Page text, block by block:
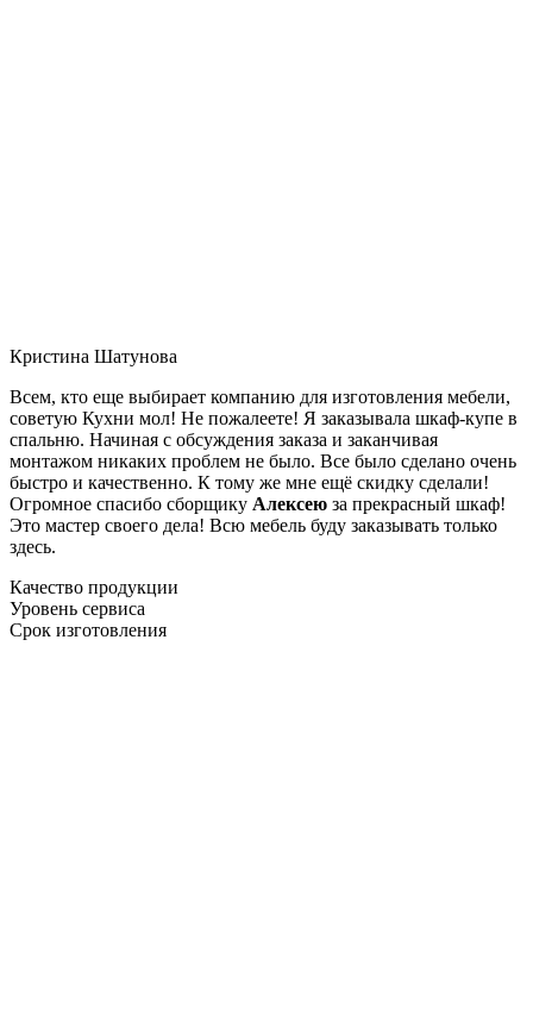
Кристина Шатунова
Всем, кто еще выбирает компанию для изготовления мебели,
советую Кухни мол! Не пожалеете! Я заказывала шкаф-купе в
спальню. Начиная с обсуждения заказа и заканчивая
монтажом никаких проблем не было. Все было сделано очень
быстро и качественно. К тому же мне ещё скидку сделали!
Огромное спасибо сборщику Алексею за прекрасный шкаф!
Это мастер своего дела! Всю мебель буду заказывать только
здесь.
Качество продукции
Уровень сервиса
Срок изготовления